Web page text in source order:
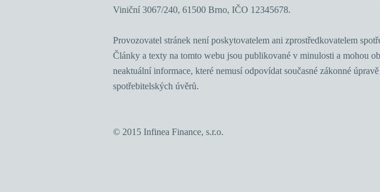
Viniční 3067/240, 61500 Brno, IČO 12345678.
Provozovatel stránek není poskytovatelem ani zprostředkovatelem
Články a texty na tomto webu jsou publikované v minulosti a mohou
neaktuální informace, které nemusí odpovídat současné zákonné
spotřebitelských úvěrů.
© 2015 Infinea Finance, s.r.o.